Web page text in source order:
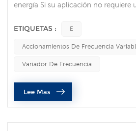
energía Si su aplicación no requiere
mediante el uso de un variador de
velocidad de los equipos
ETIQUETAS : E
Accionamientos De Frecuencia
Variador De Frecuencia
Lee Mas